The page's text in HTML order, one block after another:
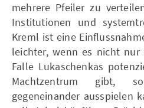
mehrere Pfeiler zu
Institutionen und
Kreml ist eine
leichter, wenn es nicht
Falle Lukaschenkas
Machtzentrum gibt,
gegeneinander ausspielen